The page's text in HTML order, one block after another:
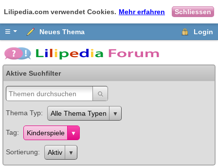
Lilipedia.com verwendet Cookies. Mehr erfahren Schliessen
≡ Neues Thema Login
Aktive Suchfilter
Thema Typ Alle Thema Typen
Tag Kinderspiele
Sortierung Aktiv